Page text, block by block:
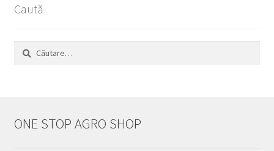
Caută
Caută
ONE STOP AGRO SHOP